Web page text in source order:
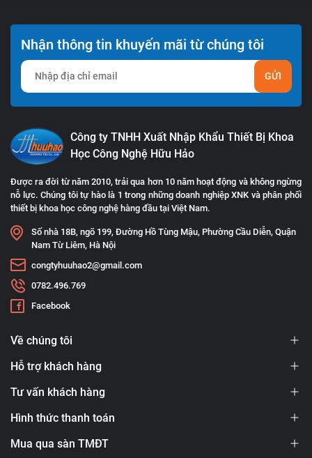
Nhận thông tin khuyến mãi từ chúng tôi
GỬI
Công ty TNHH Xuất Nhập Khẩu Thiết Bị Khoa
Học Công Nghệ Hữu Hảo
Được ra đời từ năm 2010, trải qua hơn 10 năm hoạt động và không ngừng
nỗ lực. Chúng tôi tự hào là 1 trong những doanh nghiệp XNK và phân phối
thiết bị khoa học công nghệ hàng đầu tại Việt Nam.
Số nhà 18B, ngõ 199, Đường Hồ Tùng Mậu, Phường Cầu Diễn, Quận
Nam Từ Liêm, Hà Nội
congtyhuuhao2@gmail.com
0782.496.769
Facebook
Về chúng tôi
Hỗ trợ khách hàng
Tư vấn khách hàng
Hình thức thanh toán
Mua qua sàn TMĐT